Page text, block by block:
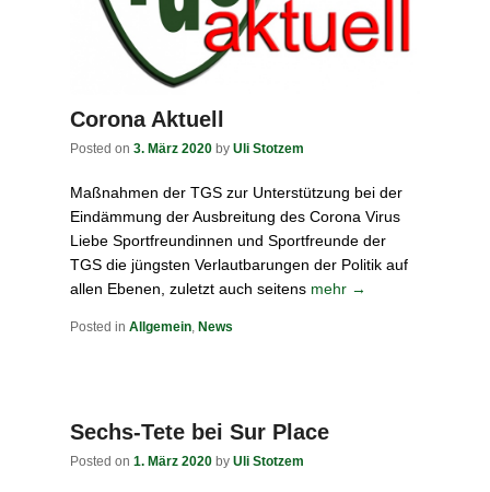
Corona Aktuell
Posted on 3. März 2020 by Uli Stotzem
Maßnahmen der TGS zur Unterstützung bei der
Eindämmung der Ausbreitung des Corona Virus
Liebe Sportfreundinnen und Sportfreunde der
TGS die jüngsten Verlautbarungen der Politik auf
allen Ebenen, zuletzt auch seitens mehr →
Posted in Allgemein, News
Sechs-Tete bei Sur Place
Posted on 1. März 2020 by Uli Stotzem